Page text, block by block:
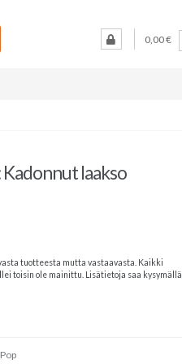
0,00 €
Kadonnut laakso
tuotteesta mutta vastaavasta. Kaikki
toisin ole mainittu. Lisätietoja saa kysymällä